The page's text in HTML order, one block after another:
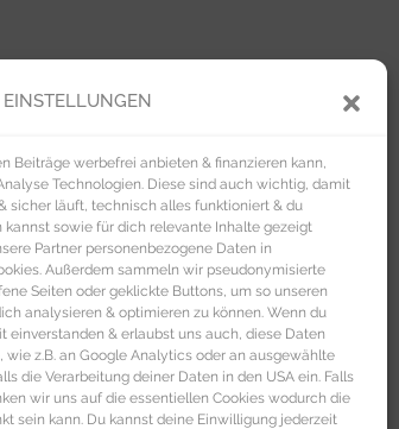
EINSTELLUNGEN
Beiträge werbefrei anbieten & finanzieren kann,
Technologien. Diese sind auch wichtig, damit
sicher läuft, technisch alles funktioniert & du
sowie für dich relevante Inhalte gezeigt
Partner personenbezogene Daten in
Außerdem sammeln wir pseudonymisierte
Seiten oder geklickte Buttons, um so unseren
analysieren & optimieren zu können. Wenn du
& erlaubst uns auch, diese Daten
z.B. an Google Analytics oder an ausgewählte
die Verarbeitung deiner Daten in den USA ein. Falls
wir uns auf die essentiellen Cookies wodurch die
sein kann. Du kannst deine Einwilligung jederzeit